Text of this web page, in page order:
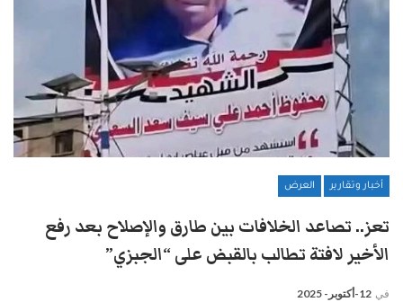
أخبار وتقارير العرض
تعز.. تصاعد الخلافات بين طارق والإصلاح بعد رفع
الأخير لافتة تطالب بالقبض على “الجبزي”
في 12-أكتوبر- 2025